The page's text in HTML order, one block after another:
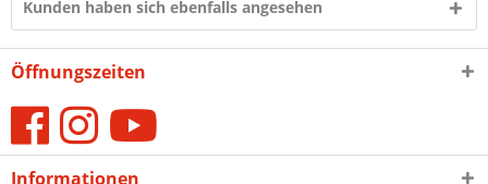
Kunden haben sich ebenfalls angesehen
Öffnungszeiten
Informationen